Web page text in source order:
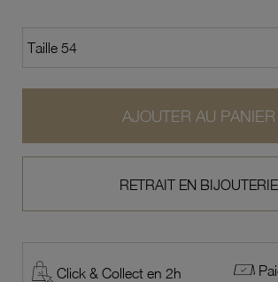
AJOUTER AU PANIER
RETRAIT EN BIJOUTERIE
Click & Collect en 2h